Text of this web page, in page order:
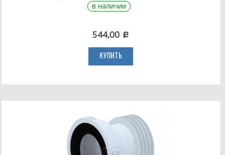
в наличии
544,00 c
КУПИТЬ